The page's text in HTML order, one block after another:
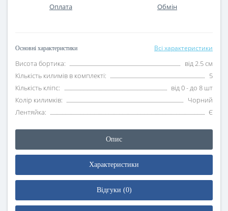
Оплата Oбмін
Основні характеристики Всі характеристики
Висота бортика:
від 2.5 см
Кількість килимів в комплекті:
5
Кількість кліпс:
від 0 - до 8 шт
Колір килимків:
Чорний
Лентяйка:
Є
Опис
Характеристики
Відгуки (0)